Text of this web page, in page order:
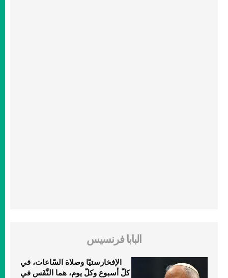
البابا فرنسيس
الإفخارستيّا وصلاة السّاعات، في
كلّ أسبوع وكلّ يوم، هما النَّفَس في